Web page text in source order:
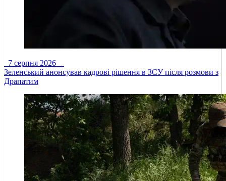
7 серпня 2026
Зеленський анонсував кадрові рішення в ЗСУ після розмови з
Драпатим